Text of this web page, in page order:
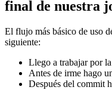
final de nuestra
El flujo más básico de uso
siguiente:
Llego a trabajar por
Antes de irme hago
Después del commit